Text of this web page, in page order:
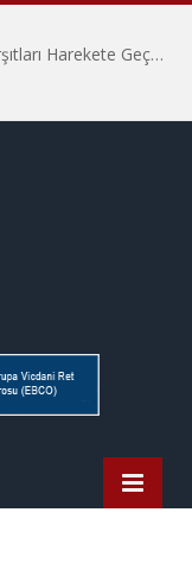
Hiroşima’nın 81. Yılında İtalyan Savaş Karşıtları Harekete Geçti: “Hatırlamak yeterli değil”